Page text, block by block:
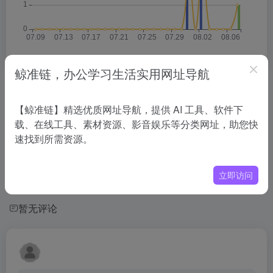
没有相关内容!
暂无评论
鲸准链，办公学习生活实用网址导航
【鲸准链】精选优质网址导航，提供 AI 工具、软件下
载、在线工具、素材资源、影音娱乐等分类网址，助您快
速找到所需资源。
立即访问